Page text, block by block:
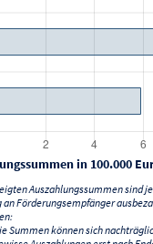
in 100.000
Auszahlungssummen sind
an Förderungsempfänger
Summen können sich